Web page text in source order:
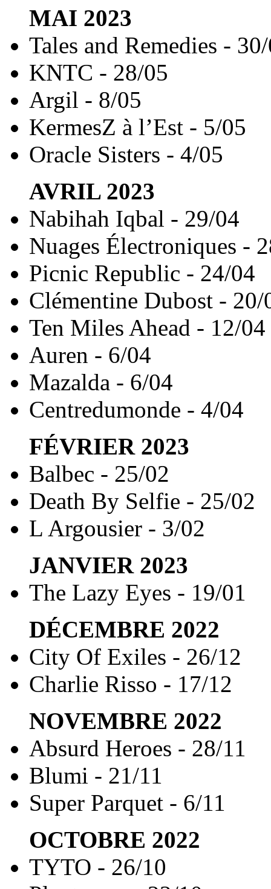
MAI 2023
Tales and Remedies -
KNTC - 28/05
Argil - 8/05
KermesZ à l’Est - 5/05
Oracle Sisters - 4/05
AVRIL2023
Nabihah Iqbal - 29/04
Nuages Électroniques -
Picnic Republic - 24/04
Clémentine Dubost - 20/
Ten Miles Ahead - 12/04
Auren - 6/04
Mazalda - 6/04
Centredumonde - 4/04
FÉVRIER2023
Balbec - 25/02
Death By Selfie - 25/02
L Argousier - 3/02
JANVIER2023
The Lazy Eyes - 19/01
DÉCEMBRE 2022
City Of Exiles - 26/12
Charlie Risso - 17/12
NOVEMBRE 2022
Absurd Heroes - 28/11
Blumi - 21/11
Super Parquet - 6/11
OCTOBRE 2022
TYTO - 26/10